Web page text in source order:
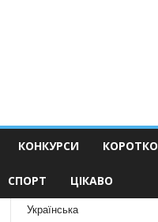
КОНКУРСИ КОРОТКО
СПОРТ ЦІКАВО
Українська